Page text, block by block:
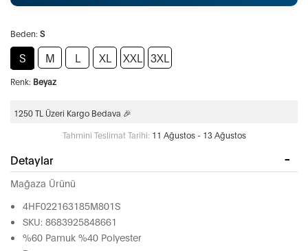
Beden: S
S M L XL XXL 3XL
Renk: Beyaz
1250 TL Üzeri Kargo Bedava 🎉
Tahmini Teslimat Tarihi: 11 Ağustos - 13 Ağustos
Detaylar
Mağaza Ürünü
4HF022163185M801S
SKU: 8683925848661
%60 Pamuk %40 Polyester